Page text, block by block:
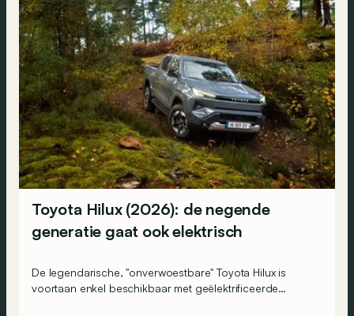
Toyota Hilux (2026): de negende
generatie gaat ook elektrisch
De legendarische, "onverwoestbare" Toyota Hilux is
voortaan enkel beschikbaar met geëlektrificeerde